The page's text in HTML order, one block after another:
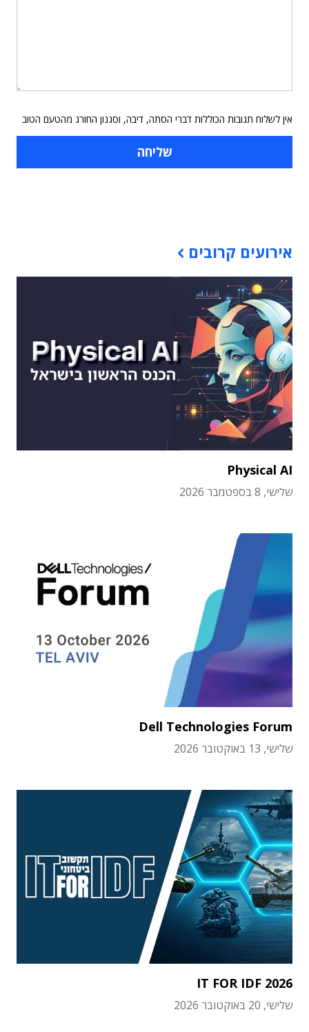
אין לשלוח תגובות הכוללות דברי הסתה, דיבה, וסגנון החורג מהטעם הטוב
אירועים קרובים
Physical AI
שלישי, 8 בספטמבר 2026
Dell Technologies Forum
שלישי, 13 באוקטובר 2026
IT FOR IDF 2026
שלישי, 20 באוקטובר 2026